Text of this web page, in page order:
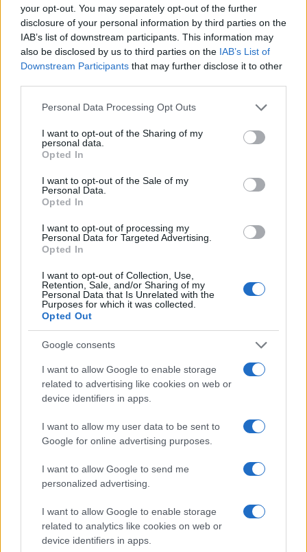
your opt-out. You may separately opt-out of the further
disclosure of your personal information by third parties on the
IAB’s list of downstream participants. This information may
also be disclosed by us to third parties on the IAB’s List of
Downstream Participants that may further disclose it to other
Please note that this website/app uses one or more Google
not limited to your visit or usage behaviour. You may click to
grant or deny consent to Google and its third-party tags to
use your data for below specified purposes in below Google
consent section.
Personal Data Processing Opt Outs
I want to opt-out of the Sharing of my
personal data.
Opted In
I want to opt-out of the Sale of my
Personal Data.
Opted In
I want to opt-out of processing my
Personal Data for Targeted Advertising.
Opted In
I want to opt-out of Collection, Use,
Retention, Sale, and/or Sharing of my
Personal Data that Is Unrelated with the
Purposes for which it was collected.
Opted Out
Google consents
I want to allow Google to enable storage
related to advertising like cookies on web or
device identifiers in apps.
I want to allow my user data to be sent to
Google for online advertising purposes.
I want to allow Google to send me
personalized advertising.
I want to allow Google to enable storage
related to analytics like cookies on web or
device identifiers in apps.
Cómo la crisis de refino está afectando los precios de la
gasolina y el diésel
Lucía Herrera · 7 Ago 2026
El Brent cae un 8.3% y arrastra a las materias primas
Lucía Herrera · 7 Ago 2026
CRIPTOMONEDAS
Cómo Bitcoin y la IA están transformando la economía global
Diego Martín · 7 Ago 2026